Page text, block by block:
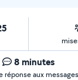
8 minutes
réponse aux messages